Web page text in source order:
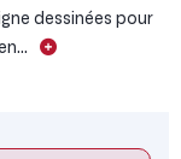
dessinées pour